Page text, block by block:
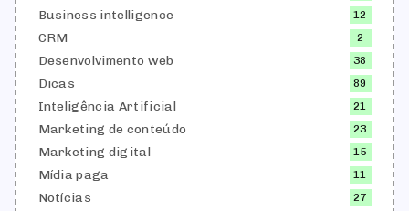
Business intelligence 12
CRM 2
Desenvolvimento web 38
Dicas 89
Inteligência Artificial 21
Marketing de conteúdo 23
Marketing digital 15
Mídia paga 11
Notícias 27